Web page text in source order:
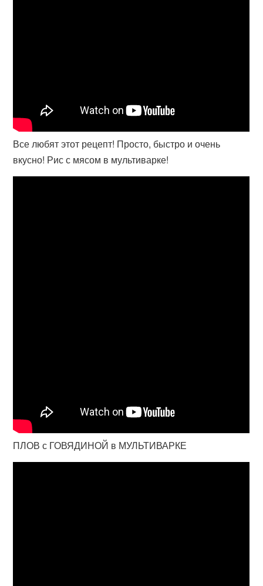
Все любят этот рецепт! Просто, быстро и очень
вкусно! Рис с мясом в мультиварке!
ПЛОВ с ГОВЯДИНОЙ в МУЛЬТИВАРКЕ